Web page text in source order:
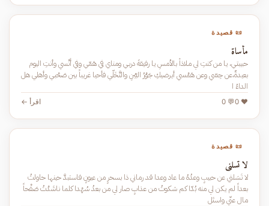
📜 قصيدة
مأساة
حبيبتـي، يا من كنتِ لي مـلاذاً بالأمسِ يا رفيقةَ دربـي ومناي في هَمّي وفي أُنْسي وأنتِ اليوم
بعيدةٌ،عن حِسّي وعن هَمْسي أيرضيكِ جَـوْرُ البَيْنِ والتَّـخَلّي فأحيا غريباً بين صَحْبـي وأهلي هل
الداءُ ا
❤️ 0
💬 0 اقرأ ←
📜 قصيدة
لا تسلني
لا تَسَلني عن حبيبٍ وعدُهُ ما عاد وعدا قد رماني ذا بسحرٍ من عيونٍ فاستبدَّ حينها حاولتُ
بعداً لم يكن لي منه بُدّا كم شكوتُ من عذابٍ صار لي من بعدُ سُهْدا كلما ناشَدْتُ صَفْحاً
مال عنّي واستَل